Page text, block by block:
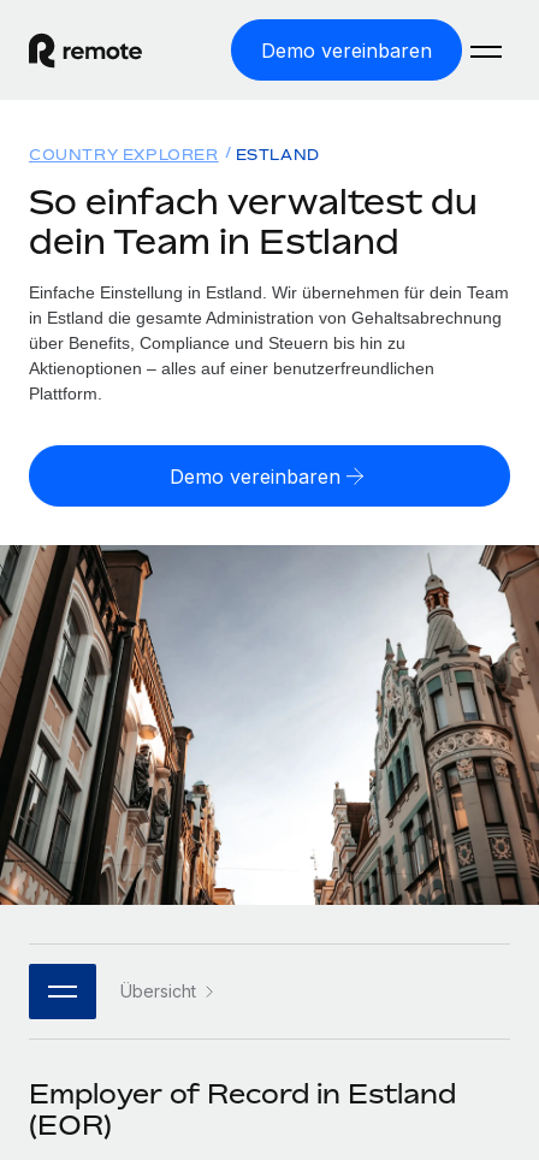
Demo vereinbaren
WELTWEITE BESCHÄFTIGUNG
Globale Payroll
Einfache, rechtssicher Payroll
Employer of Record
Weltweites Wachstum ohne Kosten für Niederlassungen
Contractor of Record
Rechtssichere, weltweite Arbeit mit Freelancer:innen
Globales Onboarding und Verwalten von
Freelancer:innen
PEO
Auslagern von komplexen HR-Aufgaben
INFRASTRUKTUR
Remote Embedded
Nahtlose Integration der HR in bestehende Abläufe
Plattform
Integrierte HR-Kernfunktionen für dein Team
MCP
Integrationen
Tools
Lösungen
WELTWEITE ABDECKUNG
Country Explorer
Länderspezifische Unterstützung bei der Einstellung
Einfache Einstellung in allen US-Bundesstaaten
WACHSTUMSPHASE
Startups
Agile HR- und Payroll-Lösungen für wachsende
Unternehmen
Mittelstand
Maßgeschneiderte HR-Lösungen, um Teams zu
vergrößern
Enterprise
Globale HR für Konzerne und Großunternehmen
PARTNER WERDEN
Flexible Einbettung von Global-HR-Funktionen in deine
Partner werden
Entdecke die Möglichkeiten einer Partnerschaft
Ressourcen
TOOLS UND RECHNER
Scheinselbstständigkeitsrisiko berechnen
Personalkostenrechner
Gesamtbeschäftigungskosten
Honorarzahlungen berechnen
Informationen zu möglichen Währungen und
Abwicklungsfristen für globale Freelancer:innen
LERNEN MIT REMOTE
Forschung und Leitfäden
Fallstudien
HR-Glossar
Bibliothek für Stellenbeschreibungen
Webinare
Events
Newsroom
Preise
Nederlands
Français
Deutsch
Español
Italiano
Português (Portugal)
한국어
COUNTRY EXPLORER ESTLAND
So einfach verwaltest du
dein Team in Estland
Einfache Einstellung in Estland. Wir übernehmen für dein Team
in Estland die gesamte Administration von Gehaltsabrechnung
über Benefits, Compliance und Steuern bis hin zu
Aktienoptionen – alles auf einer benutzerfreundlichen
Plattform.
Demo vereinbaren
Übersicht
Employer of Record in Estland
(EOR)